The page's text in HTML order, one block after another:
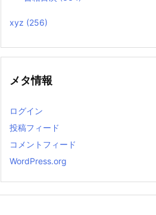
xyz (256)
メタ情報
ログイン
投稿フィード
コメントフィード
WordPress.org